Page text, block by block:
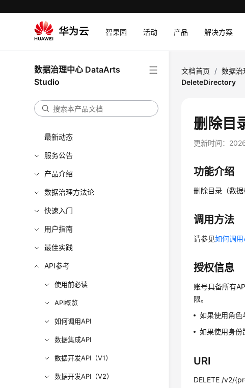
智果园 活动 产品 解决方案
数据治理中心 DataArts
Studio
最新动态
服务公告
产品介绍
数据治理方法论
快速入门
用户指南
最佳实践
API参考
使用前必读
API概览
如何调用API
数据集成API
数据开发API（V1）
数据开发API（V2）
文档首页 / 数据
DeleteDirectory
删除目
更新时间：
功能介绍
删除目录（数据
调用方法
请参见如何调用
授权信息
账号具备所有
限。
如果使用角色
如果使用身份
URI
DELETE /v2/